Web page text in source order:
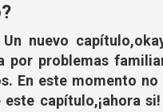
nuevo
por problemas
En este momento
capítulo,¡ahora